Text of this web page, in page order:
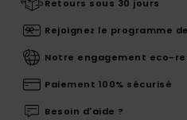
Retours sous 30 jours
Rejoignez le programme
Notre engagement eco-
Paiement 100% sécurisé
Besoin d'aide ?